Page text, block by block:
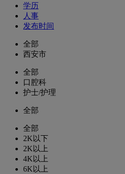
学历
人事
发布时间
全部
西安市
全部
口腔科
护士/护理
全部
全部
2K以下
2K以上
4K以上
6K以上